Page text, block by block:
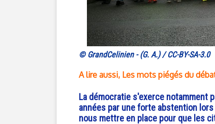
© GrandCelinien - (G. A.) / CC-BY-SA-3.0
A lire aussi, Les mots piégés du
La démocratie s'exerce notamment
années par une forte abstention
nous mettre en place pour que les